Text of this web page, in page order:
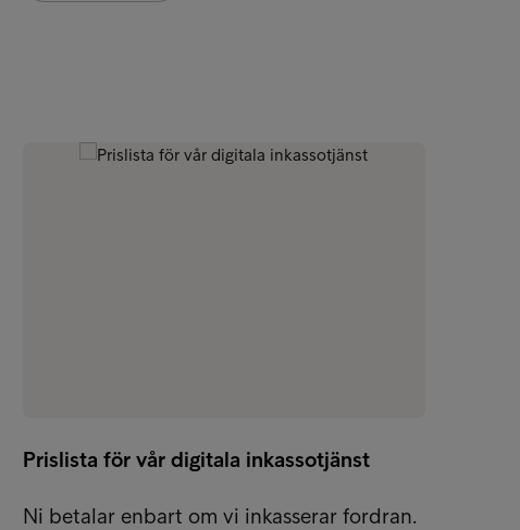
Prislista för vår digitala inkassotjänst
Ni betalar enbart om vi inkasserar fordran.